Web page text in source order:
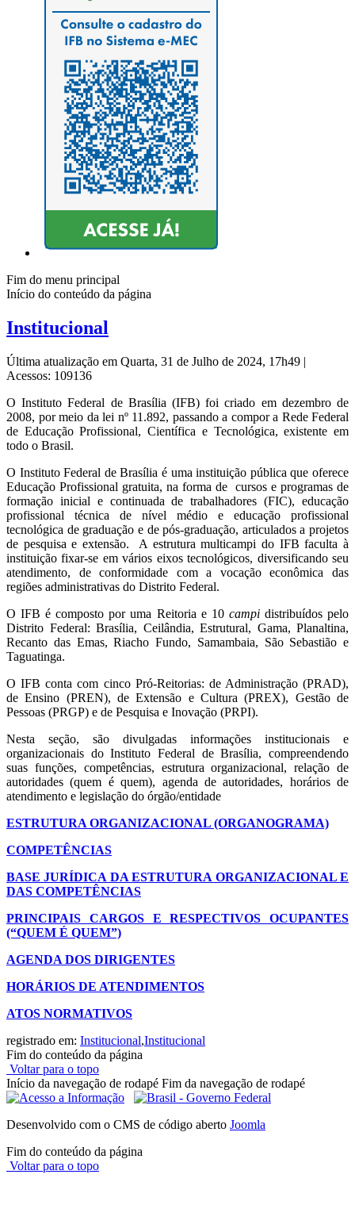
Fim do menu principal
Início do conteúdo da página
Institucional
Última atualização em Quarta, 31 de Julho de 2024, 17h49 |
Acessos: 109136
O Instituto Federal de Brasília (IFB) foi criado em dezembro de
2008, por meio da lei nº 11.892, passando a compor a Rede Federal
de Educação Profissional, Científica e Tecnológica, existente em
todo o Brasil.
O Instituto Federal de Brasília é uma instituição pública que oferece
Educação Profissional gratuita, na forma de cursos e programas de
formação inicial e continuada de trabalhadores (FIC), educação
profissional técnica de nível médio e educação profissional
tecnológica de graduação e de pós-graduação, articulados a projetos
de pesquisa e extensão. A estrutura multicampi do IFB faculta à
instituição fixar-se em vários eixos tecnológicos, diversificando seu
atendimento, de conformidade com a vocação econômica das
regiões administrativas do Distrito Federal.
O IFB é composto por uma Reitoria e 10 campidistribuídos pelo
Distrito Federal: Brasília, Ceilândia, Estrutural, Gama, Planaltina,
Recanto das Emas, Riacho Fundo, Samambaia, São Sebastião e
Taguatinga.
O IFB conta com cinco Pró-Reitorias: de Administração (PRAD),
de Ensino (PREN), de Extensão e Cultura (PREX), Gestão de
Pessoas (PRGP) e de Pesquisa e Inovação (PRPI).
Nesta seção, são divulgadas informações institucionais e
organizacionais do Instituto Federal de Brasília, compreendendo
suas funções, competências, estrutura organizacional, relação de
autoridades (quem é quem), agenda de autoridades, horários de
atendimento e legislação do órgão/entidade
ESTRUTURA ORGANIZACIONAL (ORGANOGRAMA)
COMPETÊNCIAS
BASE JURÍDICA DA ESTRUTURA ORGANIZACIONAL E
DAS COMPETÊNCIAS
PRINCIPAIS CARGOS E RESPECTIVOS OCUPANTES
(“QUEM É QUEM”)
AGENDA DOS DIRIGENTES
HORÁRIOS DE ATENDIMENTOS
ATOS NORMATIVOS
registrado em: Institucional,Institucional
Fim do conteúdo da página
Voltar para o topo
Início da navegação de rodapé Fim da navegação de rodapé
Desenvolvido com o CMS de código aberto Joomla
Fim do conteúdo da página
Voltar para o topo